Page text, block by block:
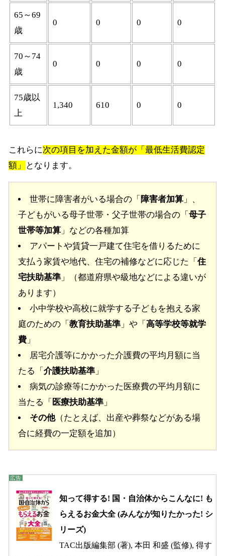
65～69
歳
0 0 0 0
70～74
歳
0 0 0 0
75歳以
上
1,340 610 0 0
これらに次の項目を加えた金額が「最低生活費認定
額」
となります。
世帯に障害者がいる場合の「 障害者加算」、
子どもがいる母子世帯・父子世帯の場合の「 母子
世帯等加算」などの各種加算
アパートや賃貸一戸建て住宅を借りるために
支払う家賃や地代、住宅の補修などに応じた「住
宅扶助基準」（都道府県や級地などによる違いが
あります）
小中学校や高校に就学する子どもを抱える家
庭のための「 教育扶助基準」や「 高等学校等就学
費」
居宅介護等にかかった介護費の平均月額に当
たる「 介護扶助基準」
病気の診療等にかかった医療費の平均月額に
当たる「 医療扶助基準」
その他（たとえば、出産や葬祭などがある場
合に経費の一定額を追加）
知って得する! 国・自治体からこんなに! も
らえるお金大全 (みんなが知りたかった! シ
リーズ)
TAC出版編集部 (著), 本田 和盛 (監修), 得す